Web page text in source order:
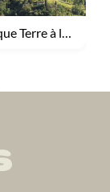
à la Toscane
du Sud